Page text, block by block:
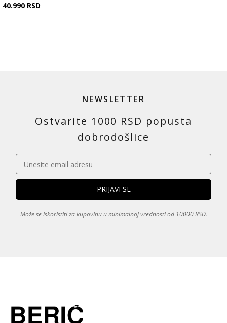
40.990 RSD
NEWSLETTER
Ostvarite 1000 RSD popusta
dobrodošlice
Može se iskoristiti za kupovinu u minimalnoj vrednosti od 10000 RSD.